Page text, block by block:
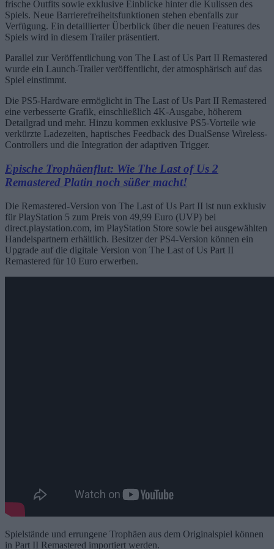
frische Outfits sowie exklusive Einblicke hinter die Kulissen des
Spiels. Neue Barrierefreiheitsfunktionen stehen ebenfalls zur
Verfügung. Ein detaillierter Überblick über die neuen Features des
Spiels wird in diesem Trailer präsentiert.
Parallel zur Veröffentlichung von The Last of Us Part II Remastered
wurde ein Launch-Trailer veröffentlicht, der atmosphärisch auf das
Spiel einstimmt.
Die PS5-Hardware ermöglicht in The Last of Us Part II Remastered
eine verbesserte Grafik, einschließlich 4K-Ausgabe, höherem
Detailgrad und mehr. Hinzu kommen exklusive PS5-Vorteile wie
verkürzte Ladezeiten, haptisches Feedback des DualSense Wireless-
Controllers und die Integration der adaptiven Trigger.
Epische Trophäenflut: Wie The Last of Us 2
Remastered Platin noch süßer macht!
Die Remastered-Version von The Last of Us Part II ist nun exklusiv
für PlayStation 5 zum Preis von 49,99 Euro (UVP) bei
direct.playstation.com, im PlayStation Store sowie bei ausgewählten
Handelspartnern erhältlich. Besitzer der PS4-Version können ein
Upgrade auf die digitale Version von The Last of Us Part II
Remastered für 10 Euro erwerben.
Spielstände und errungene Trophäen aus dem Originalspiel können
in Part II Remastered importiert werden.